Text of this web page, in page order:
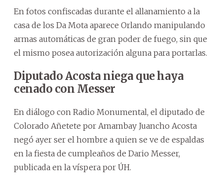
En fotos confiscadas durante el allanamiento a la
casa de los Da Mota aparece Orlando manipulando
armas automáticas de gran poder de fuego, sin que
el mismo posea autorización alguna para portarlas.
Diputado Acosta niega que haya
cenado con Messer
En diálogo con Radio Monumental, el diputado de
Colorado Añetete por Amambay Juancho Acosta
negó ayer ser el hombre a quien se ve de espaldas
en la fiesta de cumpleaños de Dario Messer,
publicada en la víspera por ÚH.